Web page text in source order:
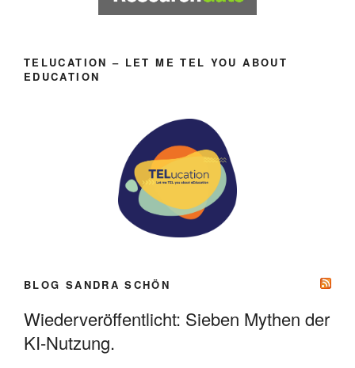
TELUCATION – LET ME TEL YOU ABOUT
EDUCATION
BLOG SANDRA SCHÖN
Wiederveröffentlicht: Sieben Mythen der
KI-Nutzung.